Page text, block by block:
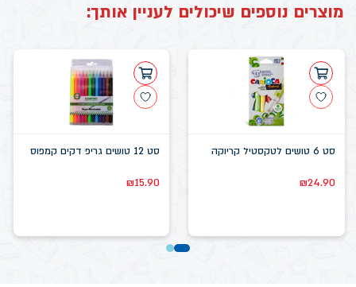
מוצרים נוספים שיכולים לעניין אותך:
סט 6 טושים לטקסטיל קריוקה
₪24.90
סט 12 טושים גריפ דקים קמפוס
₪15.90